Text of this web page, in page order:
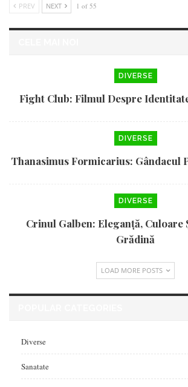
PREV NEXT 1 of 55
DIVERSE
Fight Club: Filmul Despre
DIVERSE
Thanasimus Formicarius: Gândacul
DIVERSE
Crinul Galben: Eleganță, Culoare
Grădină
LOAD MORE POSTS
Diverse
Sanatate